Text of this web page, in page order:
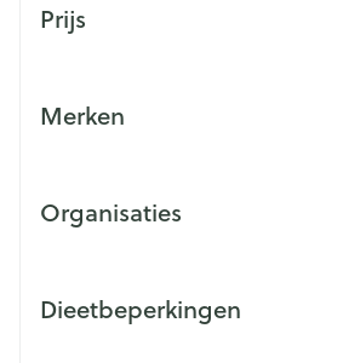
Prijs
Merken
Organisaties
Dieetbeperkingen